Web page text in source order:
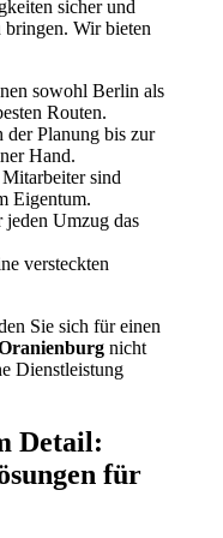
sicher und
bringen. Wir bieten
sowohl Berlin als
Routen.
der Planung bis zur
Hand.
sind
Eigentum.
jeden Umzug das
versteckten
Sie sich für einen
nicht
Dienstleistung
Detail:
für